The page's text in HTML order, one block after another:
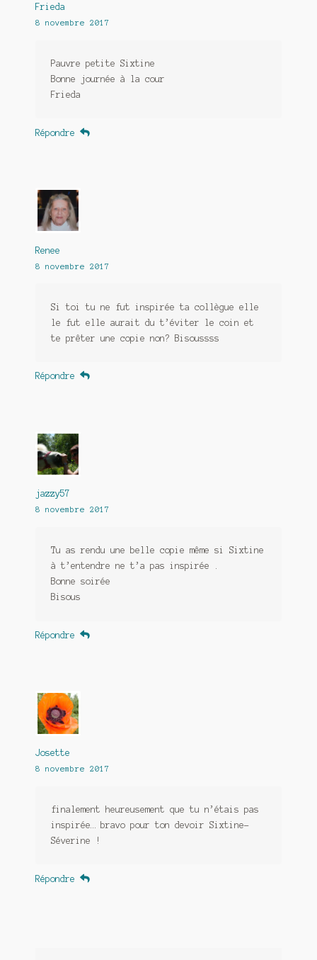
Frieda
8 novembre 2017
Pauvre petite Sixtine
Bonne journée à la cour
Frieda
Répondre
Renee
8 novembre 2017
Si toi tu ne fut inspirée ta collègue elle
le fut elle aurait du t’éviter le coin et
te prêter une copie non? Bisoussss
Répondre
jazzy57
8 novembre 2017
Tu as rendu une belle copie même si Sixtine
à t’entendre ne t’a pas inspirée .
Bonne soirée
Bisous
Répondre
Josette
8 novembre 2017
finalement heureusement que tu n’étais pas
inspirée… bravo pour ton devoir Sixtine-
Séverine !
Répondre